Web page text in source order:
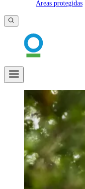
Áreas protegidas